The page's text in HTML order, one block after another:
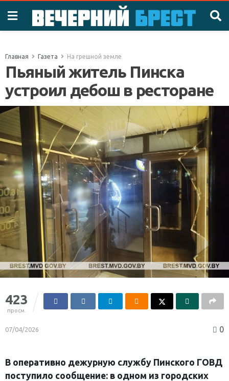
Главная Газета На грешной земле
Пьяный житель Пинска
устроил дебош в ресторане
423
просм.
07/04/2026 0
В оперативно дежурную службу Пинского ГОВД
поступило сообщение: в одном из городских